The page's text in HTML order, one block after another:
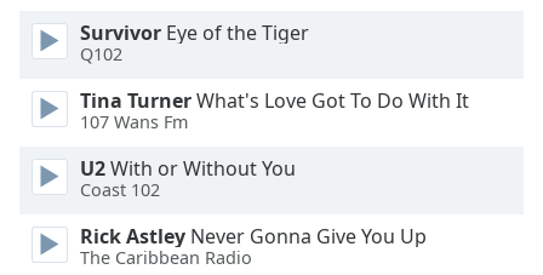
cancel
window.
Survivor Eye of the Tiger
Q102
Tina TurnerWhat's Love Got To Do With It
107 Wans Fm
U2With or Without You
Coast 102
Rick Astley Never Gonna Give You Up
The Caribbean Radio